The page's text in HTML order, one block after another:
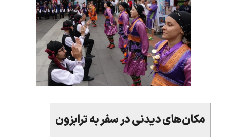
مکان‌های دیدنی در سفر به ترابزون